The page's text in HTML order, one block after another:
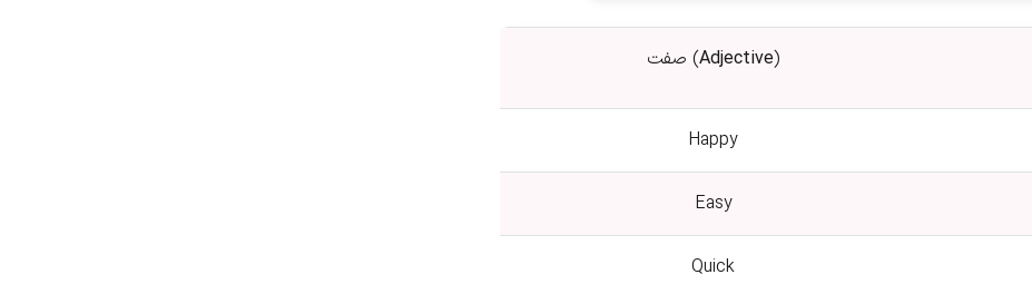
صفت (Adjective)
Happy
Easy
Quick